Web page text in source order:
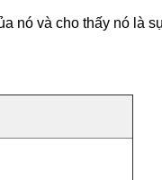
và cho thấy nó là